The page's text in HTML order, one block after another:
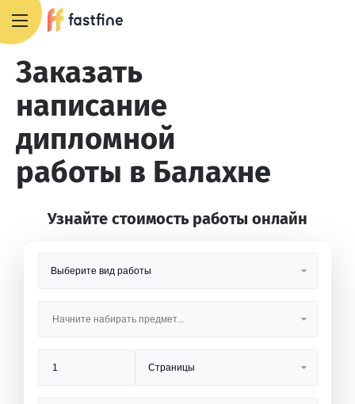
Заказать
написание
дипломной
работы в Балахне
Узнайте стоимость работы онлайн